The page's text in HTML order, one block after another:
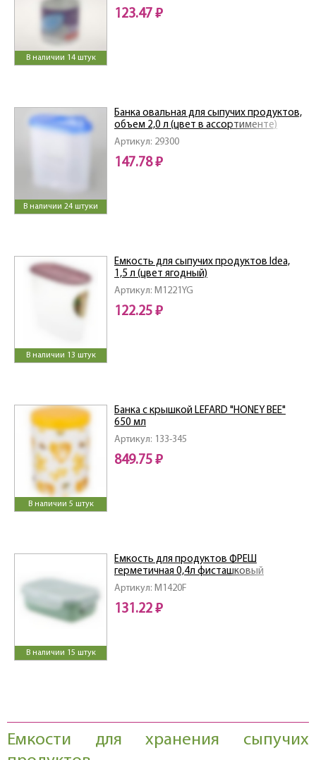
В наличии 14 штук
123.47 ₽
В наличии 24 штуки
Артикул: 29300
Банка овальная для сыпучих продуктов,
объем 2,0 л (цвет в ассортименте)
147.78 ₽
В наличии 13 штук
Артикул: M1221YG
Емкость для сыпучих продуктов Idea,
1,5 л (цвет ягодный)
122.25 ₽
В наличии 5 штук
Артикул: 133-345
Банка с крышкой LEFARD "HONEY BEE"
650 мл
849.75 ₽
В наличии 15 штук
Артикул: M1420F
Ёмкость для продуктов ФРЕШ
герметичная 0,4л фисташковый
131.22 ₽
Емкости для хранения сыпучих